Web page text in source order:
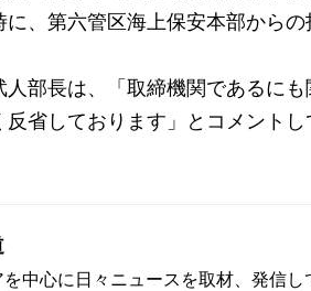
、第六管区海上保安本部からの
部長は、「取締機関であるに
省しております」とコメントし
中心に日々ニュースを取材、発信し